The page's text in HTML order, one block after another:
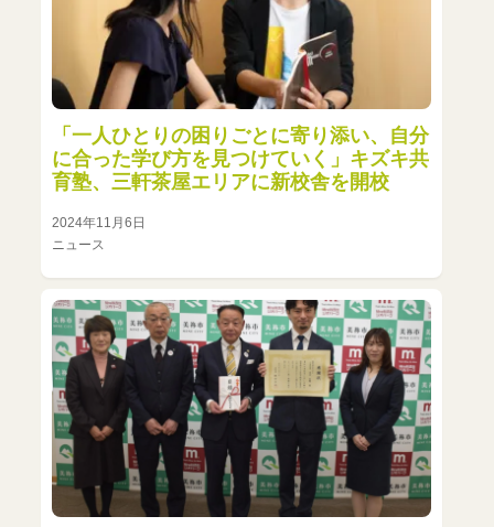
「一人ひとりの困りごとに寄り添い、自分
に合った学び方を見つけていく」キズキ共
育塾、三軒茶屋エリアに新校舎を開校
2024年11月6日
ニュース